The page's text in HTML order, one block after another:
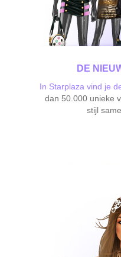
DE
In Starplaza vind je
dan 50.000 unieke
stijl